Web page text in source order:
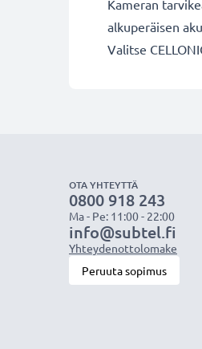
Kameran
alkuperäisen
Valitse
OTA YHTEYTTÄ
0800 918 243
Ma - Pe: 11:00 - 22:00
info@subtel.fi
Yhteydenottolomake
Peruuta sopimus